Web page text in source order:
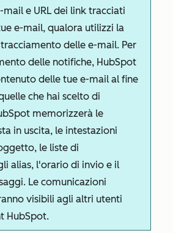
e URL dei link tracciati
e-mail, qualora utilizzi la
delle e-mail. Per
delle notifiche, HubSpot
delle tue e-mail al fine
che hai scelto di
memorizzerà le
in uscita, le intestazioni
le liste di
alias, l'orario di invio e il
Le comunicazioni
visibili agli altri utenti
HubSpot.